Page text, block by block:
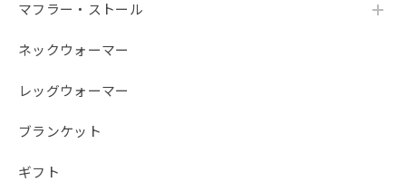
マフラー・ストール
ネックウォーマー
レッグウォーマー
ブランケット
ギフト